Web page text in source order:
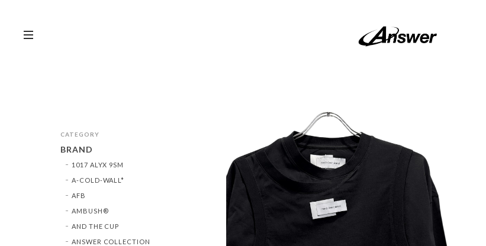
CATEGORY
BRAND
1017 ALYX 9SM
A-COLD-WALL*
AFB
AMBUSH®︎
AND THE CUP
ANSWER COLLECTION